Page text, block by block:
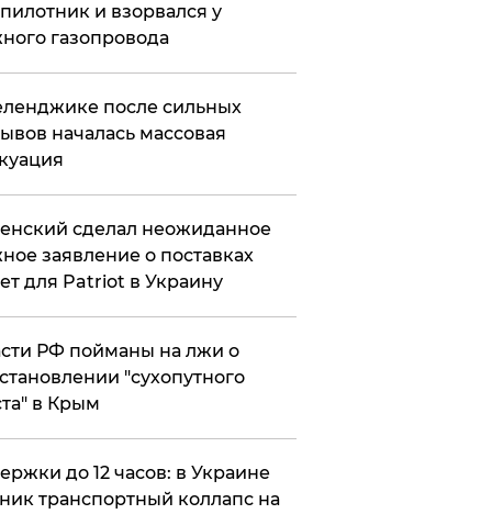
и взорвался у
газопровода
после сильных
началась массовая
сделал неожиданное
заявление о поставках
для Patriot в Украину
РФ пойманы на лжи о
"сухопутного
в Крым
до 12 часов: в Украине
транспортный коллапс на